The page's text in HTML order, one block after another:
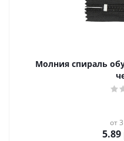
Молния спираль
от
5.89